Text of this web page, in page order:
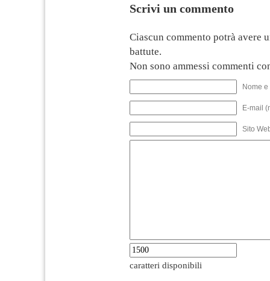
Scrivi un commento
Ciascun commento potrà avere
battute.
Non sono ammessi commenti
Nome
E-mail
Sito
caratteri disponibili